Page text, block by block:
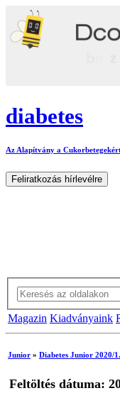
diabetes
Az Alapítvány a
Magazin Kiadványaink
Junior » Diabetes Junior 2020/1.
Feltöltés dátuma: